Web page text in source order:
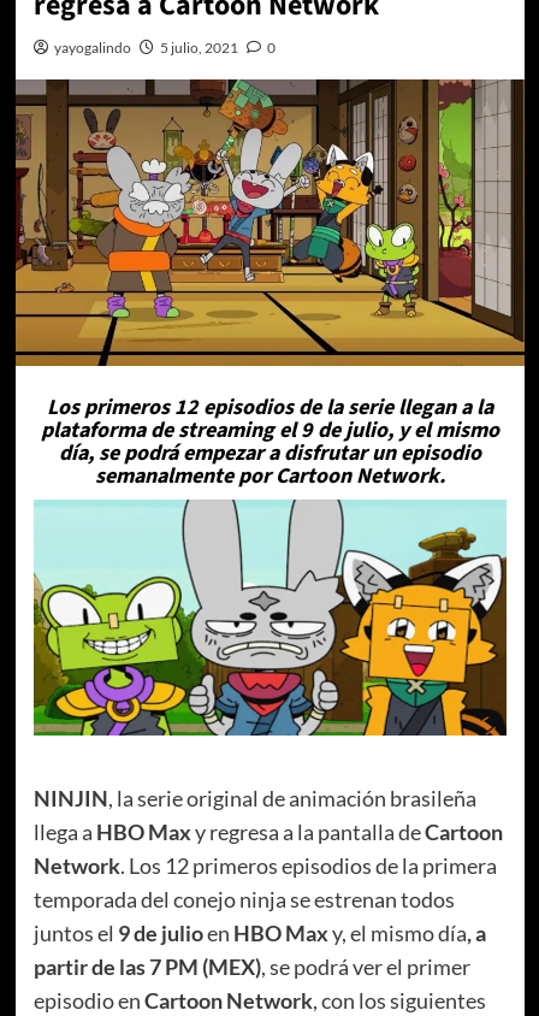
yayogalindo 5 julio, 2021 0
Los primeros 12 episodios de la serie llegan a la
plataforma de streaming el 9 de julio, y el mismo
día, se podrá empezar a disfrutar un episodio
semanalmente por Cartoon Network.
NINJIN, la serie original de animación brasileña
llega a HBO Maxy regresa a la pantalla deCartoon
Network. Los 12 primeros episodios de la primera
temporada del conejo ninja se estrenan todos
juntos el 9 de julioen HBO Maxy, el mismo día, a
partir de las 7 PM (MEX), se podrá ver el primer
episodio enCartoon Network, con los siguientes